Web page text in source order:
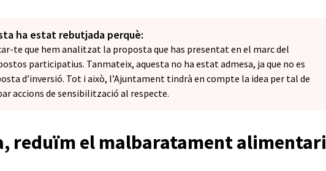
ha estat rebutjada perquè:
te que hem analitzat la proposta que has presentat en el marc del
participatius. Tanmateix, aquesta no ha estat admesa, ja que no es
d’inversió. Tot i això, l’Ajuntament tindrà en compte la idea per tal de
accions de sensibilització al respecte.
reduïm el malbaratament alimentari